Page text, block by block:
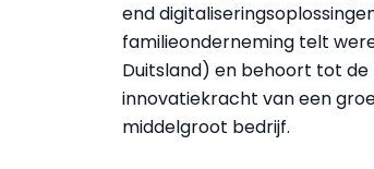
end
familieonderneming telt
Duitsland) en behoort tot
innovatiekracht van een
middelgroot bedrijf.